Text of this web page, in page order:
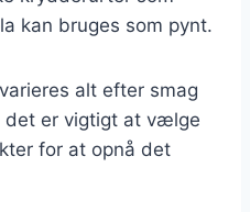
kan bruges som pynt.
alt efter smag
er vigtigt at vælge
for at opnå det